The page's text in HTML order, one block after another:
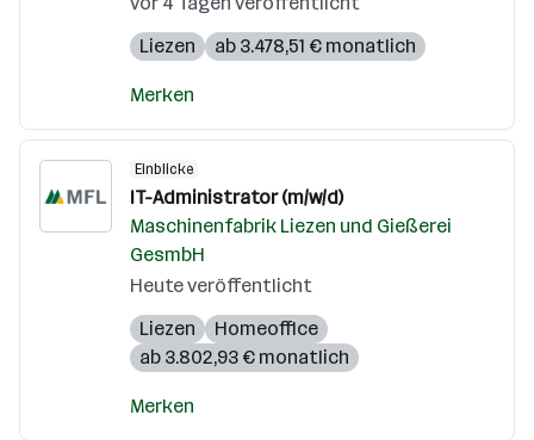
Liezen
ab 3.478,51 € monatlich
Merken
Einblicke
IT-Administrator (m/w/d)
Maschinenfabrik Liezen und Gießerei
GesmbH
Heute veröffentlicht
Liezen
Homeoffice
ab 3.802,93 € monatlich
Merken